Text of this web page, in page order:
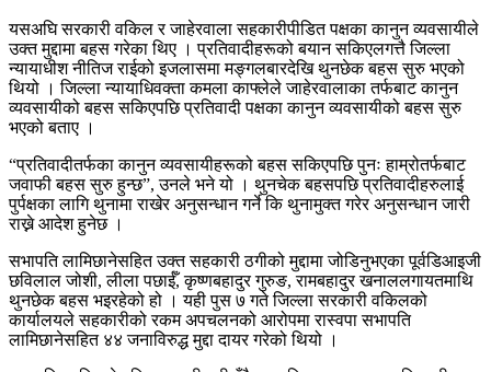
यसअघि सरकारी वकिल र जाहेरवाला सहकारीपीडित पक्षका कानुन व्यवसायीले
उक्त मुद्दामा बहस गरेका थिए । प्रतिवादीहरूको बयान सकिएलगत्तै जिल्ला
न्यायाधीश नीतिज राईको इजलासमा मङ्गलबारदेखि थुनछेक बहस सुरु भएको
थियो । जिल्ला न्यायाधिवक्ता कमला काफ्लेले जाहेरवालाका तर्फबाट कानुन
व्यवसायीको बहस सकिएपछि प्रतिवादी पक्षका कानुन व्यवसायीको बहस सुरु
भएको बताए ।
“प्रतिवादीतर्फका कानुन व्यवसायीहरूको बहस सकिएपछि पुनः हाम्रोतर्फबाट
जवाफी बहस सुरु हुन्छ”, उनले भने यो । थुनचेक बहसपछि प्रतिवादीहरुलाई
पुर्पक्षका लागि थुनामा राखेर अनुसन्धान गर्ने कि थुनामुक्त गरेर अनुसन्धान जारी
राख्ने आदेश हुनेछ ।
सभापति लामिछानेसहित उक्त सहकारी ठगीको मुद्दामा जोडिनुभएका पूर्वडिआइजी
छविलाल जोशी, लीला पछाईँ, कृष्णबहादुर गुरुङ, रामबहादुर खनाललगायतमाथि
थुनछेक बहस भइरहेको हो । यही पुस ७ गते जिल्ला सरकारी वकिलको
कार्यालयले सहकारीको रकम अपचलनको आरोपमा रास्वपा सभापति
लामिछानेसहित ४४ जनाविरुद्ध मुद्दा दायर गरेको थियो ।